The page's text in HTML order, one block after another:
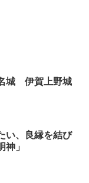
城 伊賀上野城
い、良縁を結び
神」